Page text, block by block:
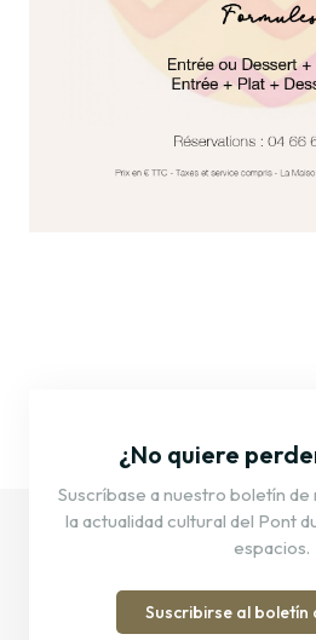
¿No quiere
Suscríbase a nuestro boletín
la actualidad cultural del Pont
espacios.
Suscribirse al boletín